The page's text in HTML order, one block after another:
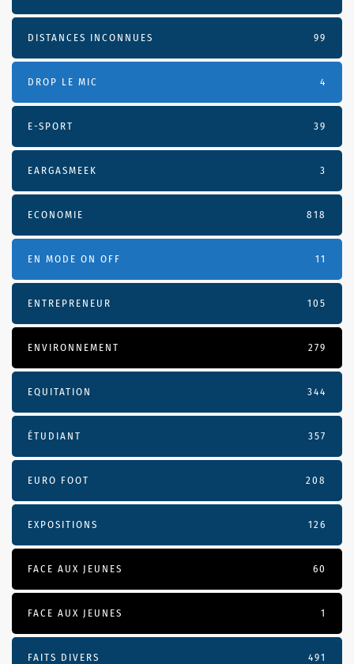
DISTANCES INCONNUES 99
DROP LE MIC 4
E-SPORT 39
EARGASMEEK 3
ECONOMIE 818
EN MODE ON OFF 11
ENTREPRENEUR 105
ENVIRONNEMENT 279
EQUITATION 344
ÉTUDIANT 357
EURO FOOT 208
EXPOSITIONS 126
FACE AUX JEUNES 60
FACE AUX JEUNES 1
FAITS DIVERS 491